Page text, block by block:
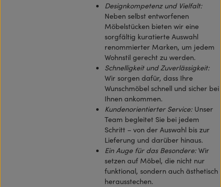
Designkompetenz und Vielfalt:
Neben selbst entworfenen
Möbelstücken bieten wir eine
sorgfältig kuratierte Auswahl
renommierter Marken, um jedem
Wohnstil gerecht zu werden.
Schnelligkeit und Zuverlässigkeit:
Wir sorgen dafür, dass Ihre
Wunschmöbel schnell und sicher bei
Ihnen ankommen.
Kundenorientierter Service: Unser
Team begleitet Sie bei jedem
Schritt – von der Auswahl bis zur
Lieferung und darüber hinaus.
Ein Auge für das Besondere: Wir
setzen auf Möbel, die nicht nur
funktional, sondern auch ästhetisch
herausstechen.